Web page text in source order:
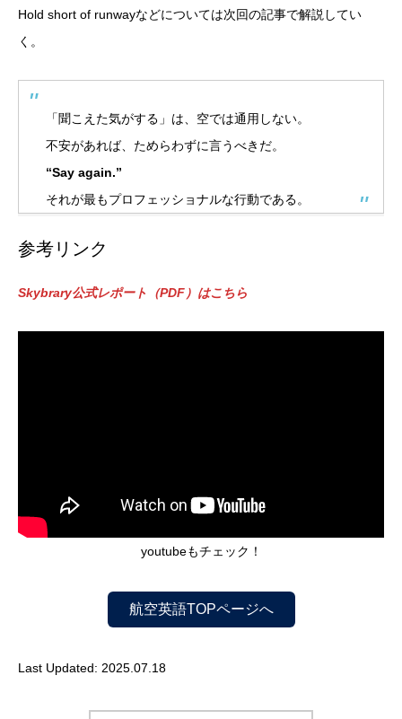
Hold short of runwayなどについては次回の記事で解説してい
く。
「聞こえた気がする」は、空では通用しない。
不安があれば、ためらわずに言うべきだ。
“Say again.”
それが最もプロフェッショナルな行動である。
参考リンク
Skybrary公式レポート（PDF）はこちら
youtubeもチェック！
航空英語TOPページへ
Last Updated: 2025.07.18